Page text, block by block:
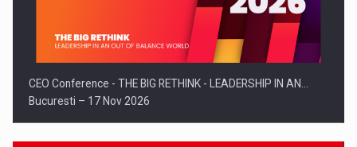
CEO Conference - THE BIG RETHINK - LEADERSHIP IN AN…
Bucuresti – 17 Nov 2026